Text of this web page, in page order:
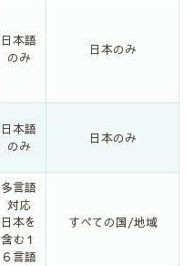
日本語
のみ
日本のみ
日本語
のみ
日本のみ
多言語
対応
日本を
含む１
６言語
すべての国/地域